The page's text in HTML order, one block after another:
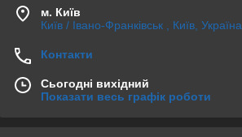
м. Київ
Київ / Івано-Франківськ , Київ, Україна
Контакти
Сьогодні вихідний
Показати весь графік роботи